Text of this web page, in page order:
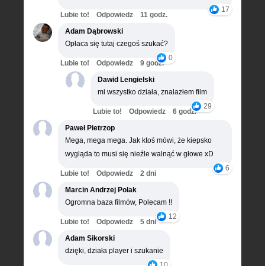
17
Lubie to! Odpowiedz
11 godz.
Adam Dąbrowski
Opłaca się tutaj czegoś szukać?
0
Lubie to! Odpowiedz
9 godz.
Dawid Lengielski
mi wszystko działa, znalazłem film
29
Lubie to! Odpowiedz
6 godz.
Paweł Pietrzop
Mega, mega mega. Jak ktoś mówi, że kiepsko
wygląda to musi się nieźle walnąć w głowe xD
6
Lubie to! Odpowiedz
2 dni
Marcin Andrzej Polak
Ogromna baza filmów, Polecam !!
12
Lubie to! Odpowiedz
5 dni
Adam Sikorski
dzięki, działa player i szukanie